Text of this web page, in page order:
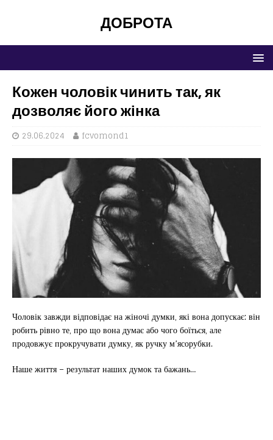
ДОБРОТА
Кожен чоловік чинить так, як
дозволяє його жінка
29.06.2024 fcvomond1
Чоловік завжди відповідає на жіночі думки, які вона допускає: він
робить рівно те, про що вона думає або чого боїться, але
продовжує прокручувати думку, як ручку м’ясорубки.
Наше життя – результат наших думок та бажань…